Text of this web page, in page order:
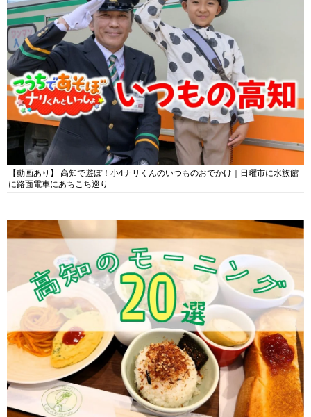
【動画あり】 高知で遊ぼ！小4ナリくんのいつものおでかけ｜日曜市に水族館
に路面電車にあちこち巡り